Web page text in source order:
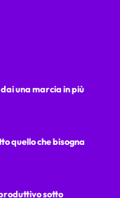
una marcia in più
quello che bisogna
sotto